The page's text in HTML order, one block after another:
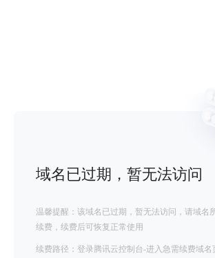
域名已过期，暂无法访问
温馨提醒：该域名已过期，暂无法访问，请域名
续费，续费后可恢复正常使用
续费路径：登录腾讯云控制台-进入急需续费域名